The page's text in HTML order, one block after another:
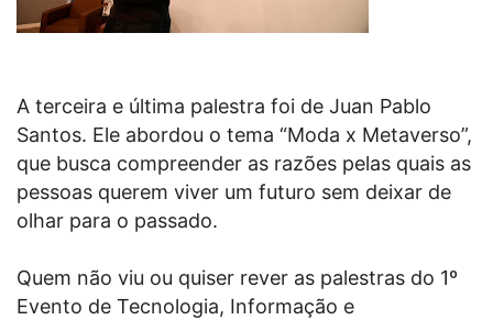
A terceira e última palestra foi de Juan Pablo
Santos. Ele abordou o tema “Moda x Metaverso”,
que busca compreender as razões pelas quais as
pessoas querem viver um futuro sem deixar de
olhar para o passado.
Quem não viu ou quiser rever as palestras do 1º
Evento de Tecnologia, Informação e